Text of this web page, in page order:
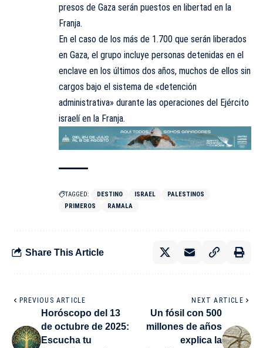
presos de Gaza serán puestos en libertad en la
Franja.
En el caso de los más de 1.700 que serán liberados
en Gaza, el grupo incluye personas detenidas en el
enclave en los últimos dos años, muchos de ellos sin
cargos bajo el sistema de «detención
administrativa» durante las operaciones del Ejército
israelí en la Franja.
TAGGED: DESTINO ISRAEL
PALESTINOS
PRIMEROS
RAMALA
Share This Article
PREVIOUS ARTICLE
Horóscopo del 13
de octubre de 2025:
Escucha tu
NEXT ARTICLE
Un fósil con 500
millones de años
explica la